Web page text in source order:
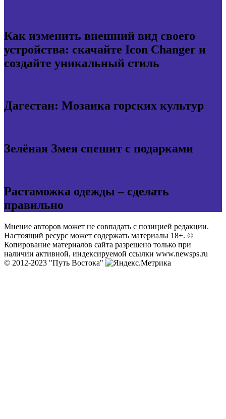
Как изменить внешний вид своего
устройства: скачайте Icon Changer и
создайте уникальный стиль
Дагестан: Мозаика горских культур
Зелёная Змея спешит с подарками
Растаможка одежды – сделать
правильно
Мнение авторов может не совпадать с позицией редакции.
Настоящий ресурс может содержать материалы 18+. ©
Копирование материалов сайта разрешено только при
наличии активной, индексируемой ссылки www.newsps.ru
© 2012-2023 "Путь Востока"